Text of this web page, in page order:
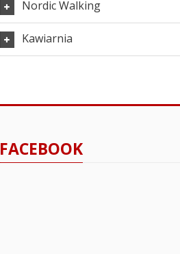
Nordic Walking
Kawiarnia
FACEBOOK